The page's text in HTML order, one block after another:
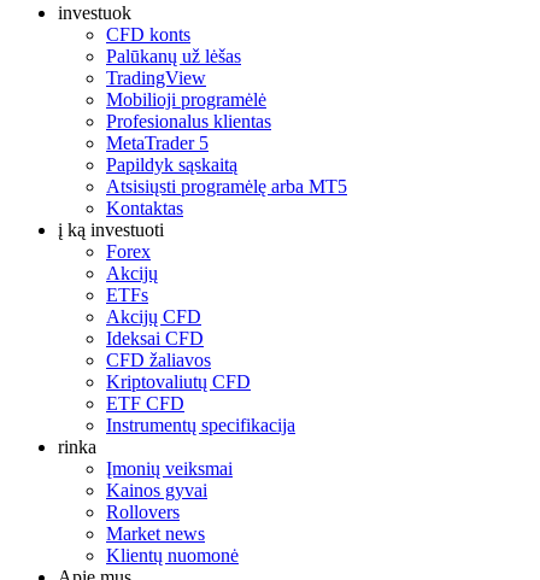
investuok
CFD konts
Palūkanų už lėšas
TradingView
Mobilioji programėlė
Profesionalus klientas
MetaTrader 5
Papildyk sąskaitą
Atsisiųsti programėlę arba MT5
Kontaktas
į ką investuoti
Forex
Akcijų
ETFs
Akcijų CFD
Ideksai CFD
CFD žaliavos
Kriptovaliutų CFD
ETF CFD
Instrumentų specifikacija
rinka
Įmonių veiksmai
Kainos gyvai
Rollovers
Market news
Klientų nuomonė